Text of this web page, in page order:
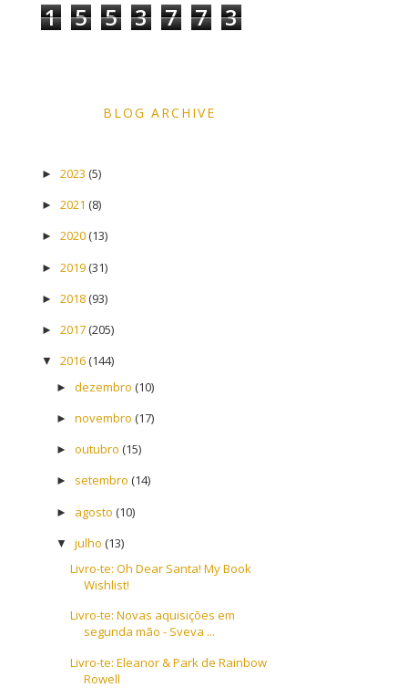
1 5 5 3 7 7 3
BLOG ARCHIVE
► 2023 (5)
► 2021 (8)
► 2020(13)
► 2019(31)
► 2018(93)
► 2017(205)
▼ 2016(144)
► dezembro (10)
► novembro (17)
► outubro (15)
► setembro (14)
► agosto (10)
▼ julho (13)
Livro-te: Oh Dear Santa! My Book
Wishlist!
Livro-te: Novas aquisições em
segunda mão - Sveva ...
Livro-te: Eleanor & Park de Rainbow
Rowell